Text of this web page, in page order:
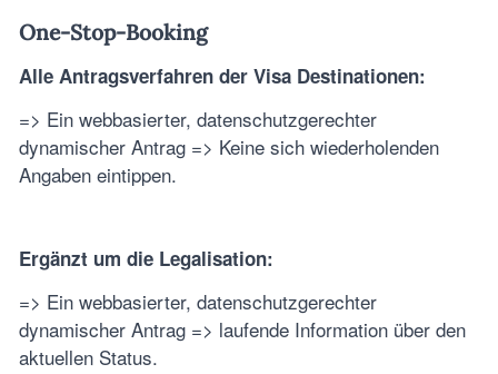
One-Stop-Booking
Alle Antragsverfahren der Visa Destinationen:
=> Ein webbasierter, datenschutzgerechter
dynamischer Antrag => Keine sich wiederholenden
Angaben eintippen.
Ergänzt um die Legalisation:
=> Ein webbasierter, datenschutzgerechter
dynamischer Antrag => laufende Information über den
aktuellen Status.